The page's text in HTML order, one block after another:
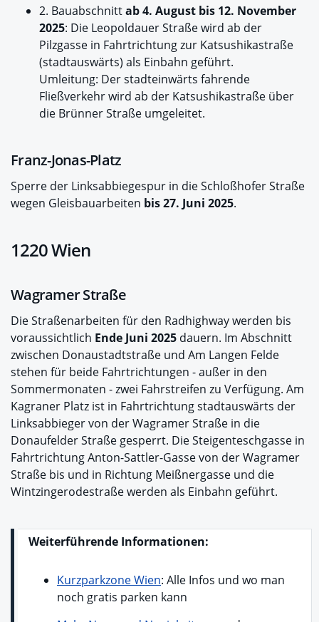
2. Bauabschnittab 4. August bis 12. November
2025: Die Leopoldauer Straße wird ab der
Pilzgasse in Fahrtrichtung zur Katsushikastraße
(stadtauswärts) als Einbahn geführt.
Umleitung: Der stadteinwärts fahrende
Fließverkehr wird ab der Katsushikastraße über
die Brünner Straße umgeleitet.
Franz-Jonas-Platz
Sperre der Linksabbiegespur in die Schloßhofer Straße
wegen Gleisbauarbeiten bis 27. Juni 2025.
1220 Wien
Wagramer Straße
Die Straßenarbeiten für den Radhighway werden bis
voraussichtlich Ende Juni 2025 dauern. Im Abschnitt
zwischen Donaustadtstraße und Am Langen Felde
stehen für beide Fahrtrichtungen - außer in den
Sommermonaten - zwei Fahrstreifen zu Verfügung. Am
Kagraner Platz ist in Fahrtrichtung stadtauswärts der
Linksabbieger von der Wagramer Straße in die
Donaufelder Straße gesperrt. Die Steigenteschgasse in
Fahrtrichtung Anton-Sattler-Gasse von der Wagramer
Straße bis und in Richtung Meißnergasse und die
Wintzingerodestraße werden als Einbahn geführt.
Weiterführende Informationen:
Kurzparkzone Wien: Alle Infos und wo man
noch gratis parken kann